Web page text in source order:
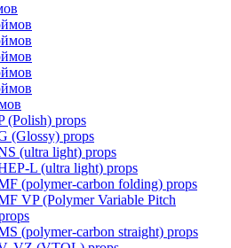
(Polish) props
(Glossy) props
(ultra light) props
L (ultra light) props
(polymer-carbon folding) props
VP (Polymer Variable Pitch
(polymer-carbon straight) props